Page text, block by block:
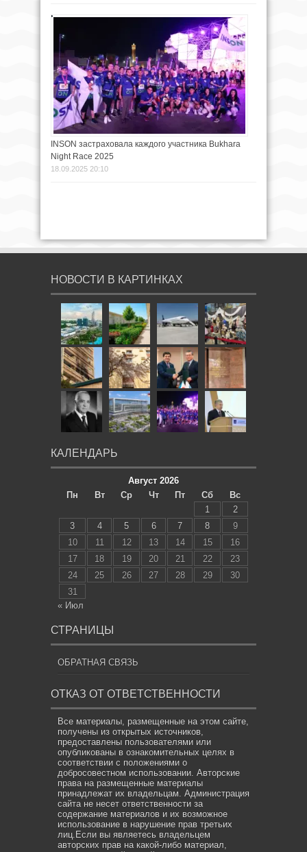
INSON застраховала каждого участника Bukhara
Night Race 2025
18.09.2025 20:10
НОВОСТИ В КАРТИНКАХ
КАЛЕНДАРЬ
Август 2026
Пн
Вт Ср Чт Пт Сб
Вс
1
2
3
4 5 6 7 8
9
10
11 12 13 14 15
16
17
18 19 20 21 22
23
24
25 26 27 28 29
30
31
« Июл
СТРАНИЦЫ
ОБРАТНАЯ СВЯЗЬ
ОТКАЗ ОТ ОТВЕТСТВЕННОСТИ
Все материалы, размещенные на этом сайте,
получены из открытых источников,
предоставлены пользователями или
опубликованы в ознакомительных целях в
соответствии с положениями о
добросовестном использовании. Авторские
права на размещенные материалы
принадлежат их владельцам. Администрация
сайта не несет ответственности за
содержание материалов и их возможное
использование в нарушение прав третьих
лиц.Если вы являетесь владельцем
авторских прав на какой-либо материал,